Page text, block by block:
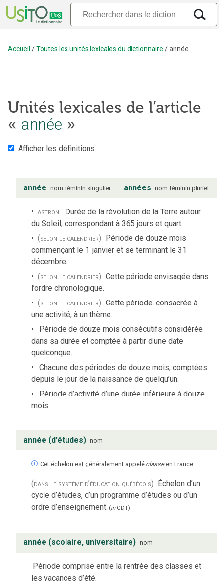
Accueil /Toutes les unités lexicales du dictionnaire /année
Unités lexicales de l’article
« année »
Afficher les définitions
année nom féminin singulier années nom féminin pluriel
astron. Durée de la révolution de la Terre autour
du Soleil, correspondant à 365 jours et quart.
(selon le calendrier) Période de douze mois
commençant le 1 janvier et se terminant le 31
décembre.
(selon le calendrier) Cette période envisagée dans
l’ordre chronologique.
(selon le calendrier) Cette période, consacrée à
une activité, à un thème.
Période de douze mois consécutifs considérée
dans sa durée et comptée à partir d’une date
quelconque.
Chacune des périodes de douze mois, comptées
depuis le jour de la naissance de quelqu’un.
Période d’activité d’une durée inférieure à douze
mois.
année (d’études) nom
Cet échelon est généralement appelé classeen France.
(dans le système d’éducation québécois) Échelon d’un
cycle d’études, d’un programme d’études ou d’un
ordre d’enseignement. (inGDT)
année (scolaire, universitaire) nom
Période comprise entre la rentrée des classes et
les vacances d’été.